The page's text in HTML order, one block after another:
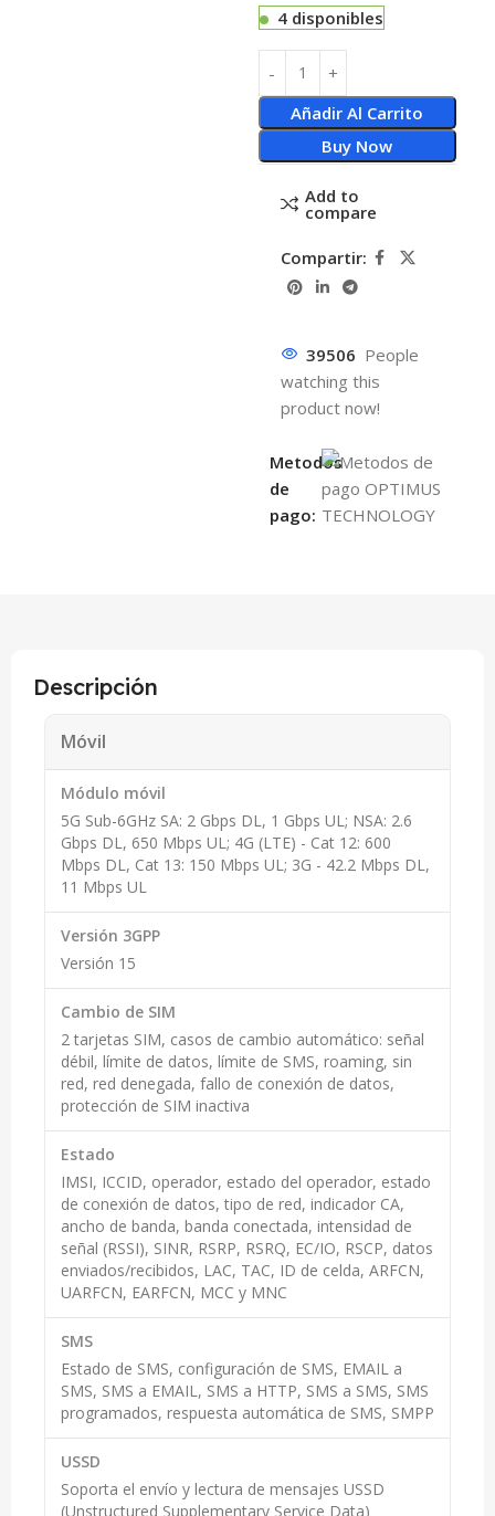
4 disponibles
Añadir Al Carrito
Buy Now
Add to
compare
Compartir:
39506 People
watching this
product now!
Metodos
de
pago:
Descripción
Móvil
Módulo móvil
5G Sub-6GHz SA: 2 Gbps DL, 1 Gbps UL; NSA: 2.6
Gbps DL, 650 Mbps UL; 4G (LTE) - Cat 12: 600
Mbps DL, Cat 13: 150 Mbps UL; 3G - 42.2 Mbps DL,
11 Mbps UL
Versión 3GPP
Versión 15
Cambio de SIM
2 tarjetas SIM, casos de cambio automático: señal
débil, límite de datos, límite de SMS, roaming, sin
red, red denegada, fallo de conexión de datos,
protección de SIM inactiva
Estado
IMSI, ICCID, operador, estado del operador, estado
de conexión de datos, tipo de red, indicador CA,
ancho de banda, banda conectada, intensidad de
señal (RSSI), SINR, RSRP, RSRQ, EC/IO, RSCP, datos
enviados/recibidos, LAC, TAC, ID de celda, ARFCN,
UARFCN, EARFCN, MCC y MNC
SMS
Estado de SMS, configuración de SMS, EMAIL a
SMS, SMS a EMAIL, SMS a HTTP, SMS a SMS, SMS
programados, respuesta automática de SMS, SMPP
USSD
Soporta el envío y lectura de mensajes USSD
(Unstructured Supplementary Service Data)